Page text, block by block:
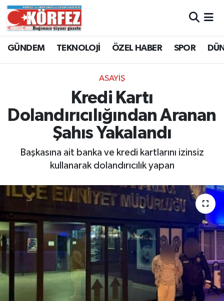
GÜNDEM TEKNOLOJİ ÖZEL HABER SPOR
ASAYİŞ
Kredi Kartı
Dolandırıcılığından Aranan
Şahıs Yakalandı
Başkasına ait banka ve kredi kartlarını izinsiz
kullanarak dolandırıcılık yapan
Trafik Durumu
Süper Lig Puan Durumu ve Fikstür
Tüm Manşetler
Son Dakika Haberleri
Haber Arşivi